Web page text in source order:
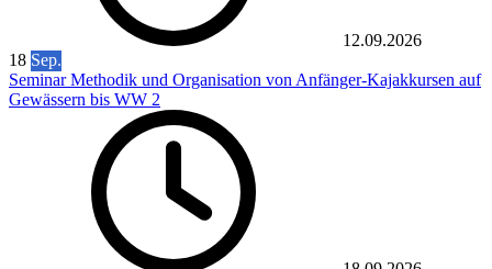
12.09.2026
18 Sep.
Seminar Methodik und Organisation von Anfänger-Kajakkursen auf
Gewässern bis WW 2